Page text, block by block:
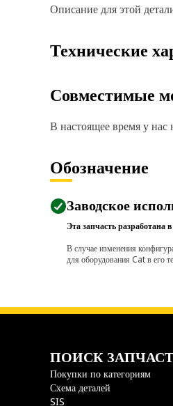
Описание для этой
Технические
Совместимые
В настоящее время у нас
Обозначение
Заводское
Эта запчасть разработана
В случае изменения
для оборудования Cat в его
ПОИСК
Покупки по категориям
Схема деталей
SIS